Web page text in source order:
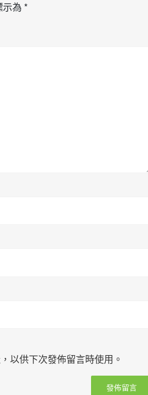
為 *
以供下次發佈留言時使用。